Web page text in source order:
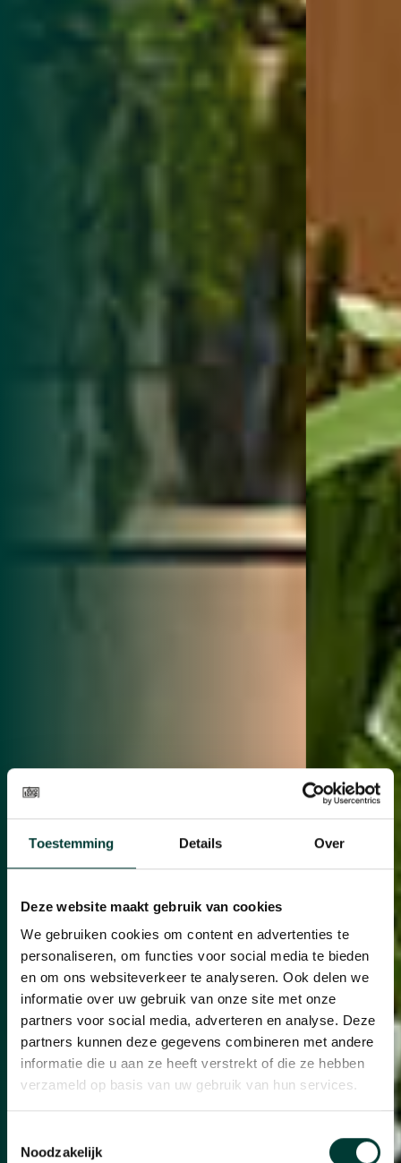
Toestemming Details Over
Deze website maakt gebruik van cookies
We gebruiken cookies om content en advertenties te
personaliseren, om functies voor social media te bieden
en om ons websiteverkeer te analyseren. Ook delen we
informatie over uw gebruik van onze site met onze
partners voor social media, adverteren en analyse. Deze
partners kunnen deze gegevens combineren met andere
informatie die u aan ze heeft verstrekt of die ze hebben
verzameld op basis van uw gebruik van hun services.
Noodzakelijk
Innovatiefen
functioneel
interieurdesign
specialist